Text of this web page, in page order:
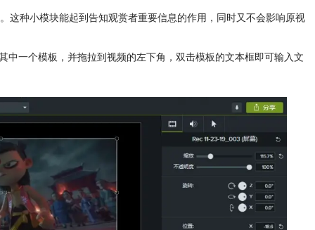
这种小模块能起到告知观赏者重要信息的作用，同时又不会影响原视
中一个模板，并拖拉到视频的左下角，双击模板的文本框即可输入文